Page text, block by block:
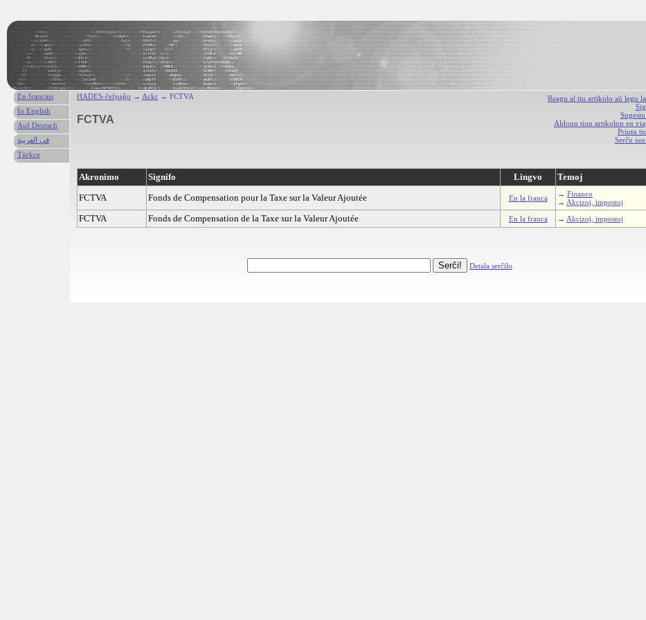
Reagu al tiu artikolo aŭ legu
Aldonu tiun artikolon en
Printu
Serĉu
HADES-ĉefpaĝo → Ackr → FCTVA
FCTVA
Akronimo Signifo Lingvo
Temoj
FCTVA
Fonds de Compensation pour la Taxe sur la Valeur Ajoutée En la franca → Financo
→ Akcizoj, impostoj
FCTVA Fonds de Compensation de la Taxe sur la Valeur Ajoutée En la franca → Akcizoj, impostoj
Detala serĉilo
En français
In English
Auf Deutsch
في العربية
Türkce